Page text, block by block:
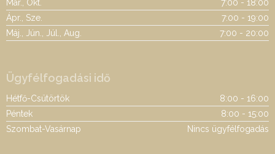
Már., Okt.
7:00 - 18:00
Ápr., Sze.
7:00 - 19:00
Máj., Jún., Júl., Aug.
7:00 - 20:00
Ügyfélfogadási idő
Hétfő-Csütörtök
8:00 - 16:00
Péntek
8:00 - 15:00
Szombat-Vasárnap
Nincs ügyfélfogadás